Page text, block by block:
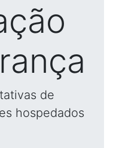
de
hospedados